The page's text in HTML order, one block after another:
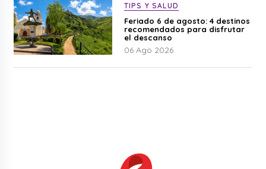
TIPS Y SALUD
Feriado 6 de agosto: 4 destinos
recomendados para disfrutar
el descanso
06 Ago 2026